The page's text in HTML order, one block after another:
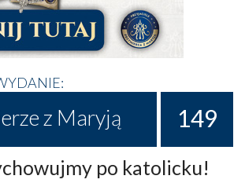
z Maryją 149
po katolicku!